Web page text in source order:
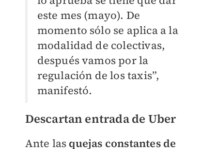
este mes (mayo). De
momento sólo se aplica a la
modalidad de colectivas,
después vamos por la
regulación de los taxis”,
manifestó.
Descartan entrada de Uber
Ante las quejas constantes de